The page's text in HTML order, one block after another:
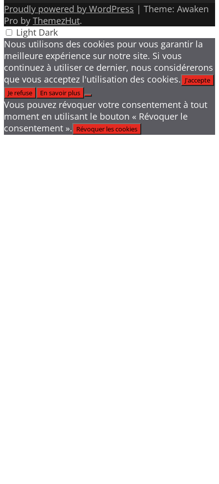
Proudly powered by WordPress | Theme: Awaken
Pro by ThemezHut.
Light Dark
Nous utilisons des cookies pour vous garantir la
meilleure expérience sur notre site. Si vous
continuez à utiliser ce dernier, nous considérerons
que vous acceptez l'utilisation des cookies. J'accepte
Je refuse
En savoir plus
Vous pouvez révoquer votre consentement à tout
moment en utilisant le bouton « Révoquer le
consentement ». Révoquer les cookies